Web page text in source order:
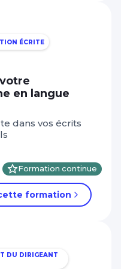
ÉCRITE
en langue
dans vos écrits
Formation continue
formation
DU DIRIGEANT